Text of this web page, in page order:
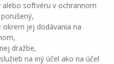
alebo softvéru v ochrannom
jej dodávania na
dražbe,
na iný účel ako na účel